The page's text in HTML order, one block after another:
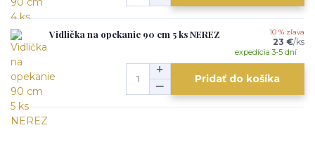
Vidlička na opekanie 90 cm 5 ks NEREZ 10 % zľava
23 €/ks
expedícia 3-5 dní
Pridať do košíka